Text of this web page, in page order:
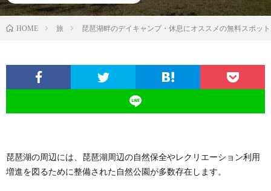
HOME 旅 琵琶湖畔のデイキャンプ・休息にオススメの無料スポッ
琵琶湖の周辺には、琵琶湖周辺の自然保全やレクリエーション利用
増進を図るために整備された自然公園が多数存在します。